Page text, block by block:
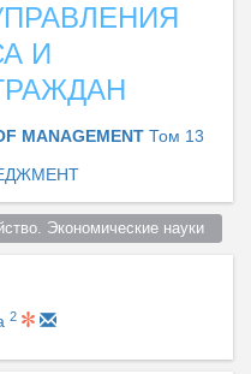
И
MANAGEMENT Том 13
Экономические науки
2